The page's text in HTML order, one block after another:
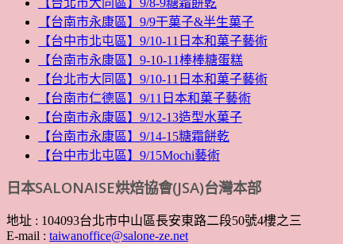
【台北市大同區】9/8-9糖霜餅乾
【台南市永康區】9/9干菓子&半生菓子
【台中市北屯區】9/10-11日本和菓子藝術
【台南市永康區】9-10-11棒棒糖蛋糕
【台北市大同區】9/10-11日本和菓子藝術
【台南市仁德區】9/11日本和菓子藝術
【台南市永康區】9/12-13造型水菓子
【台南市永康區】9/14-15糖霜餅乾
【台中市北屯區】9/15Mochi藝術
日本SALONAISE烘焙協會(JSA)台灣本部
地址 : 104093台北市中山區長安東路二段50號4樓之三
E-mail : taiwanoffice@salone-ze.net